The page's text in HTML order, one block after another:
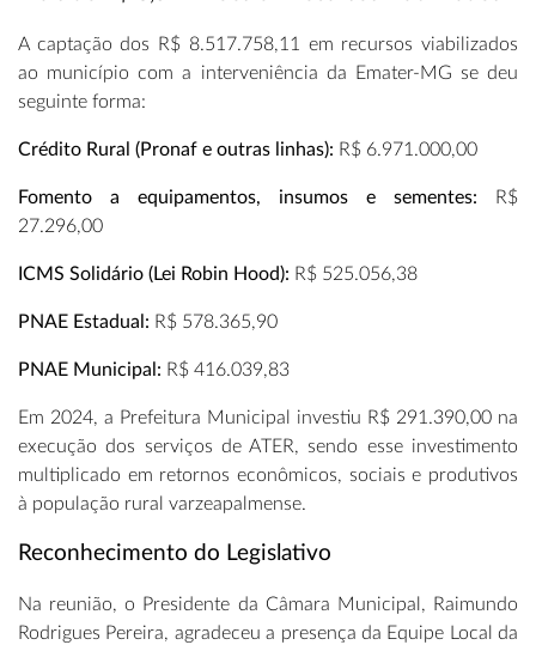
A captação dos R$ 8.517.758,11 em recursos viabilizados
ao município com a interveniência da Emater-MG se deu
seguinte forma:
Crédito Rural (Pronaf e outras linhas): R$ 6.971.000,00
Fomento a equipamentos, insumos e sementes: R$
27.296,00
ICMS Solidário (Lei Robin Hood): R$ 525.056,38
PNAE Estadual: R$ 578.365,90
PNAE Municipal: R$ 416.039,83
Em 2024, a Prefeitura Municipal investiu R$ 291.390,00 na
execução dos serviços de ATER, sendo esse investimento
multiplicado em retornos econômicos, sociais e produtivos
à população rural varzeapalmense.
Reconhecimento do Legislativo
Na reunião, o Presidente da Câmara Municipal, Raimundo
Rodrigues Pereira, agradeceu a presença da Equipe Local da